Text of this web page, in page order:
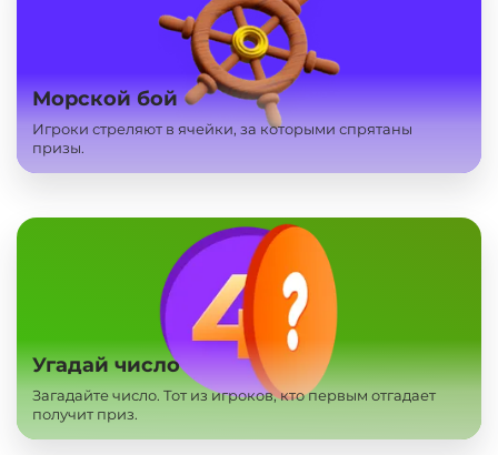
Морской бой
Игроки стреляют в ячейки, за которыми спрятаны
призы.
Угадай число
Загадайте число. Тот из игроков, кто первым отгадает
получит приз.